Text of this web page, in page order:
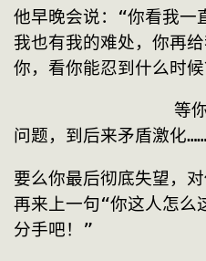
他早晚会说：“你看我一
我也有我的难处，你再
你，看你能忍到什么时
问题，到后来矛盾激化……
要么你最后彻底失望，
再来上一句“你这人怎么
分手吧！”